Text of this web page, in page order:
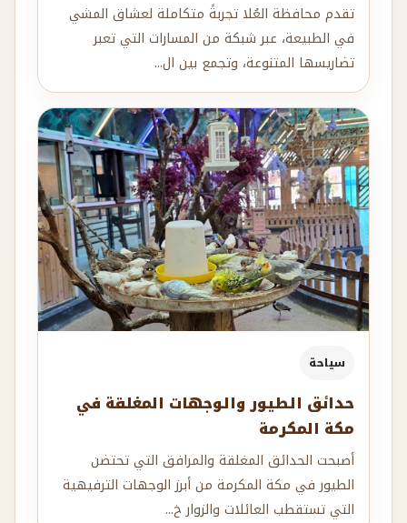
تقدم محافظة العُلا تجربةً متكاملة لعشاق المشي
في الطبيعة، عبر شبكة من المسارات التي تعبر
تضاريسها المتنوعة، وتجمع بين ال...
سياحة
حدائق الطيور والوجهات المغلقة في
مكة المكرمة
أصبحت الحدائق المغلقة والمرافق التي تحتضن
الطيور في مكة المكرمة من أبرز الوجهات الترفيهية
التي تستقطب العائلات والزوار خ...